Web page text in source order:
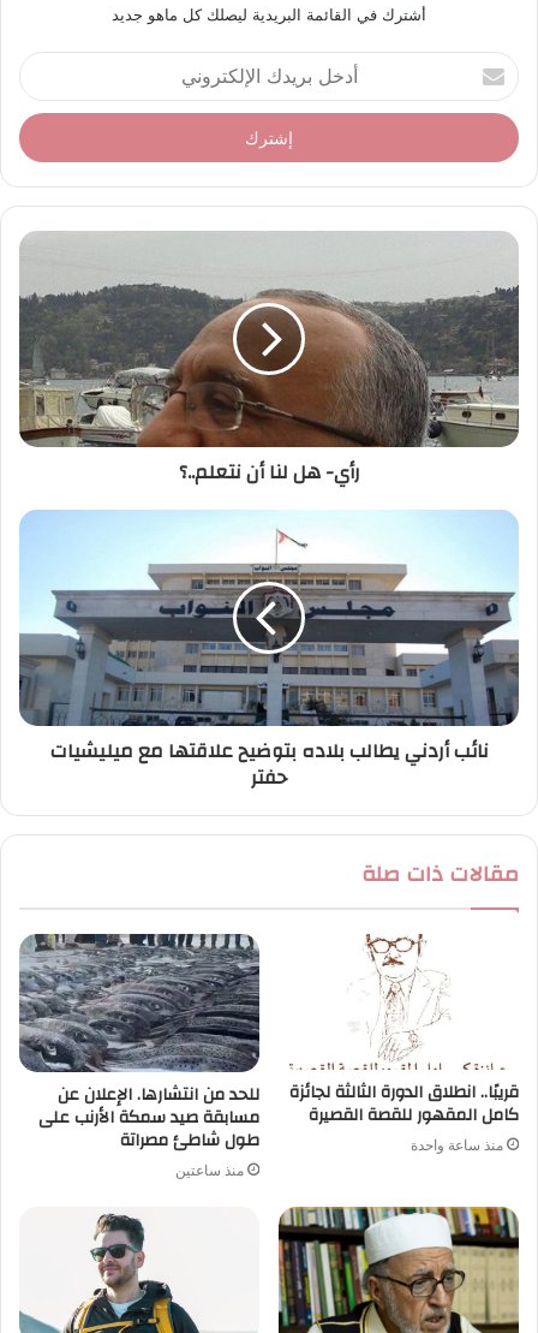
أشترك في القائمة البريدية ليصلك كل ماهو جديد
أ
د
خ
ل
ر
د
ا
ل
ت
ر
ي
رأي- هل لنا أن نتعلم..؟
نائب أردني يطالب بلاده بتوضيح علاقتها مع ميليشيات
حفتر
مقالات ذات صلة
قريبًا.. انطلاق الدورة الثالثة لجائزة
كامل المقهور للقصة القصيرة
منذ ساعة واحدة
للحد من انتشارها. الإعلان عن
مسابقة صيد سمكة الأرنب على
طول شاطئ مصراتة
منذ ساعتين